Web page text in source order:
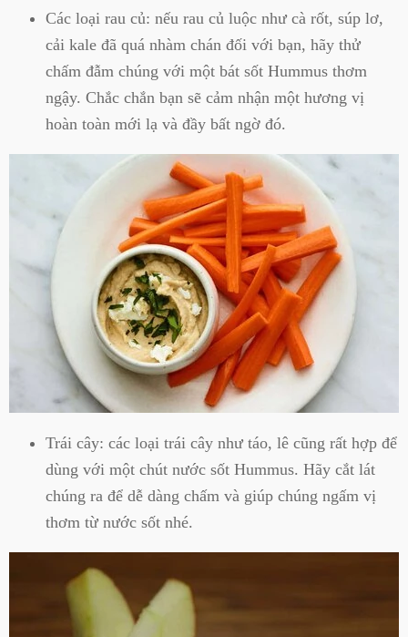
Các loại rau củ: nếu rau củ luộc như cà rốt, súp lơ,
cải kale đã quá nhàm chán đối với bạn, hãy thử
chấm đẫm chúng với một bát sốt Hummus thơm
ngậy. Chắc chắn bạn sẽ cảm nhận một hương vị
hoàn toàn mới lạ và đầy bất ngờ đó.
Trái cây: các loại trái cây như táo, lê cũng rất hợp để
dùng với một chút nước sốt Hummus. Hãy cắt lát
chúng ra để dễ dàng chấm và giúp chúng ngấm vị
thơm từ nước sốt nhé.